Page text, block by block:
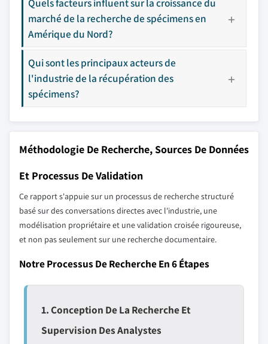
marché de la recherche de spécimens en
Amérique du Nord?
Qui sont les principaux acteurs de
l'industrie de la récupération des
spécimens?
Méthodologie De Recherche, Sources De Données
Et Processus De Validation
Ce rapport s'appuie sur un processus de recherche structuré
basé sur des conversations directes avec l'industrie, une
modélisation propriétaire et une validation croisée rigoureuse,
et non pas seulement sur une recherche documentaire.
Notre Processus De Recherche En 6 Étapes
1. Conception De La Recherche Et
Supervision Des Analystes